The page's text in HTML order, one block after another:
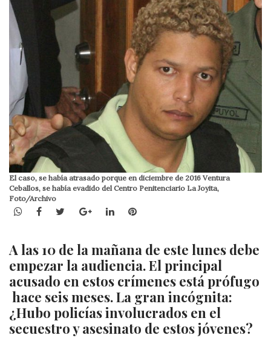
El caso, se había atrasado porque en diciembre de 2016 Ventura
Ceballos, se había evadido del Centro Penitenciario La Joyita,
Foto/Archivo
WhatsApp
Facebook
TwitterGoogle+LinkedInPinterest
A las 10 de la mañana de este lunes debe
empezar la audiencia. El principal
acusado en estos crímenes está prófugo
hace seis meses. La gran incógnita:
¿Hubo policías involucrados en el
secuestro y asesinato de estos jóvenes?